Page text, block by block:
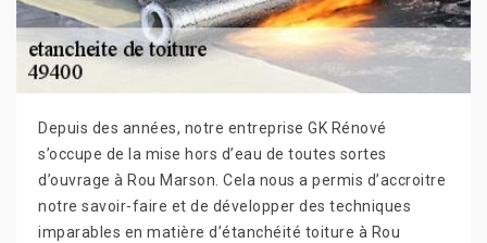
Depuis des années, notre entreprise GK Rénové
s’occupe de la mise hors d’eau de toutes sortes
d’ouvrage à Rou Marson. Cela nous a permis d’accroitre
notre savoir-faire et de développer des techniques
imparables en matière d’étanchéité toiture à Rou